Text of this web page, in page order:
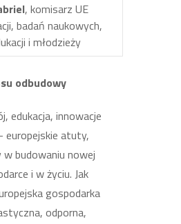
, komisarz UE
badań naukowych,
i młodzieży
odbudowy
edukacja, innowacje
europejskie atuty,
w budowaniu nowej
i w życiu. Jak
gospodarka
odporna,